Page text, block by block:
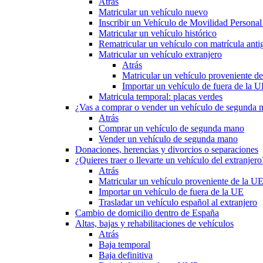
Matricular un vehículo nuevo
Inscribir un Vehículo de Movilidad
Matricular un vehículo histórico
Rematricular un vehículo con matrícula
Matricular un vehículo extranjero
Atrás
Matricular un vehículo proveniente
Importar un vehículo de fuera de la
Matricula temporal: placas verdes
¿Vas a comprar o vender un vehículo de segunda
Atrás
Comprar un vehículo de segunda mano
Vender un vehículo de segunda mano
Donaciones, herencias y divorcios o separaciones
¿Quieres traer o llevarte un vehículo del
Atrás
Matricular un vehículo proveniente de la UE
Importar un vehículo de fuera de la UE
Trasladar un vehículo español al extranjero
Cambio de domicilio dentro de España
Altas, bajas y rehabilitaciones de vehículos
Atrás
Baja temporal
Baja definitiva